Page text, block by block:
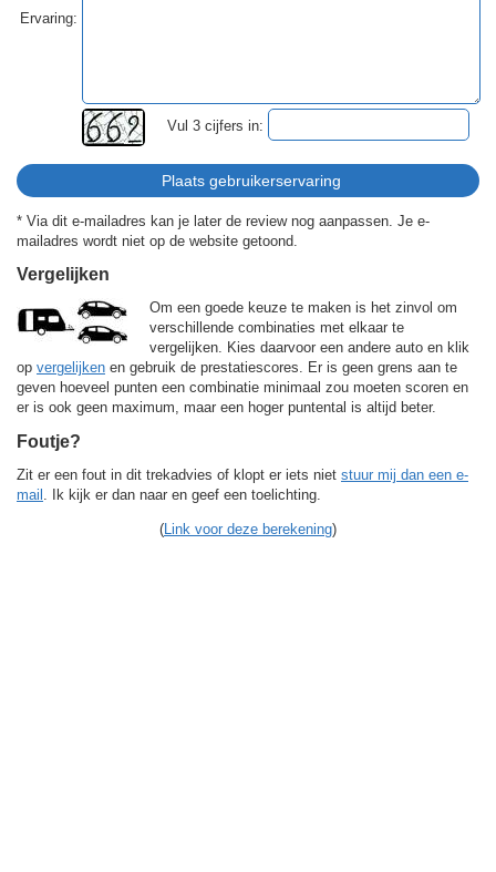
Ervaring:
Vul 3 cijfers in:
* Via dit e-mailadres kan je later de review nog aanpassen. Je e-
mailadres wordt niet op de website getoond.
Vergelijken
Om een goede keuze te maken is het zinvol om
verschillende combinaties met elkaar te
vergelijken. Kies daarvoor een andere auto en klik
op vergelijken en gebruik de prestatiescores. Er is geen grens aan te
geven hoeveel punten een combinatie minimaal zou moeten scoren en
er is ook geen maximum, maar een hoger puntental is altijd beter.
Foutje?
Zit er een fout in dit trekadvies of klopt er iets niet stuur mij dan een e-
mail
. Ik kijk er dan naar en geef een toelichting.
( Link voor deze berekening)